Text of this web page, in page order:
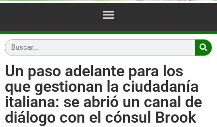
Un paso adelante para los
que gestionan la ciudadanía
italiana: se abrió un canal de
diálogo con el cónsul Brook